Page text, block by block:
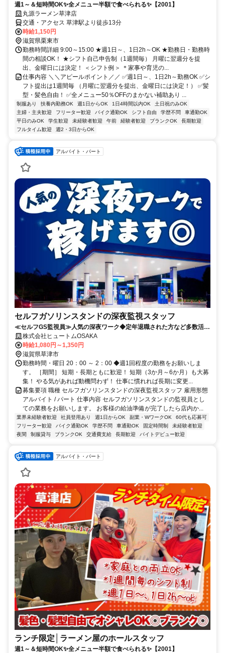
週1～＆短時間OK✨全メニュー半額で食べられる✨【2001】
丸源ラーメン草津店
交通・アクセス 草津駅より徒歩13分
時給1,150円
滋賀県栗東市
勤務時間詳細 9:00～15:00 ★週1日～、1日2h～OK ★勤務日・勤務時
間の相談OK！ ★シフト自己申告制（1週間毎） 月曜に翌週分を提
出、金曜日には決定！ ＜シフト例＞ ＊家事や育児の...
仕事内容 ＼＼アピールポイント／／ ✅週1日～、1日2h～勤務OK ✅シ
フト提出は1週間毎 （月曜に翌週分を提出、金曜日には決定！） ✅髪
型・髪色自由！ ✅全メニュー50％OFFのまかない補助あり ...
制服あり 扶養内勤務OK 週1日からOK 1日4時間以内OK
土日祝のみOK
主婦・主夫歓迎
フリーター歓迎 バイク通勤OK シフト自由 学歴不問
車通勤OK
平日のみOK
学生歓迎 未経験者歓迎 午前 経験者歓迎 ブランクOK
長期歓迎
フルタイム歓迎
週2・3日からOK
アルバイト・パート
セルフガソリンスタンドの深夜監視スタッフ
≪セルフGS監視員≫人気の深夜ワーク◆定年退職された方など多数活躍
中◆WワークもOK◆車通勤OK
株式会社ヒュートムOSAKA
時給1,080円～1,350円
滋賀県草津市
勤務時間・曜日 20：00 ～ 2：00 ◆週1回程度の勤務をお願いしま
す。 ［期間］ 短期・長期ともに歓迎！ 短期（3か月～6か月）も大募
集！ やる気があれば動機問わず！ 仕事に慣れれば長期に変更...
募集要項 職種 セルフガソリンスタンドの深夜監視スタッフ 雇用形態
アルバイト / パート 仕事内容 セルフガソリンスタンドの監視員とし
ての業務をお願いします。 お客様の給油準備が完了したら店内か...
業界未経験者歓迎 社員登用あり 週1日からOK 副業・WワークOK
60代も応募可
フリーター歓迎
バイク通勤OK 学歴不問 車通勤OK 固定時間制
未経験者歓迎
夜間
制服貸与 ブランクOK 交通費支給 長期歓迎 バイトデビュー歓迎
アルバイト・パート
ランチ限定│ラーメン屋のホールスタッフ
週1～＆短時間OK✨全メニュー半額で食べられる✨【2001】